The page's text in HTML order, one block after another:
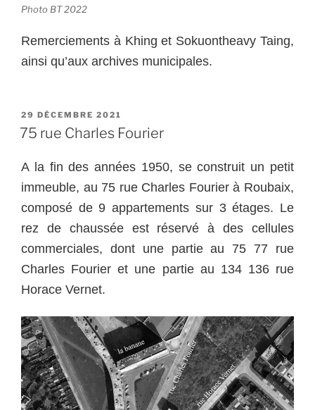
Photo BT 2022
Remerciements à Khing et Sokuontheavy Taing,
ainsi qu’aux archives municipales.
PUBLIÉ
LE
29 DÉCEMBRE 2021
75 rue Charles Fourier
A la fin des années 1950, se construit un petit
immeuble, au 75 rue Charles Fourier à Roubaix,
composé de 9 appartements sur 3 étages. Le
rez de chaussée est réservé à des cellules
commerciales, dont une partie au 75 77 rue
Charles Fourier et une partie au 134 136 rue
Horace Vernet.